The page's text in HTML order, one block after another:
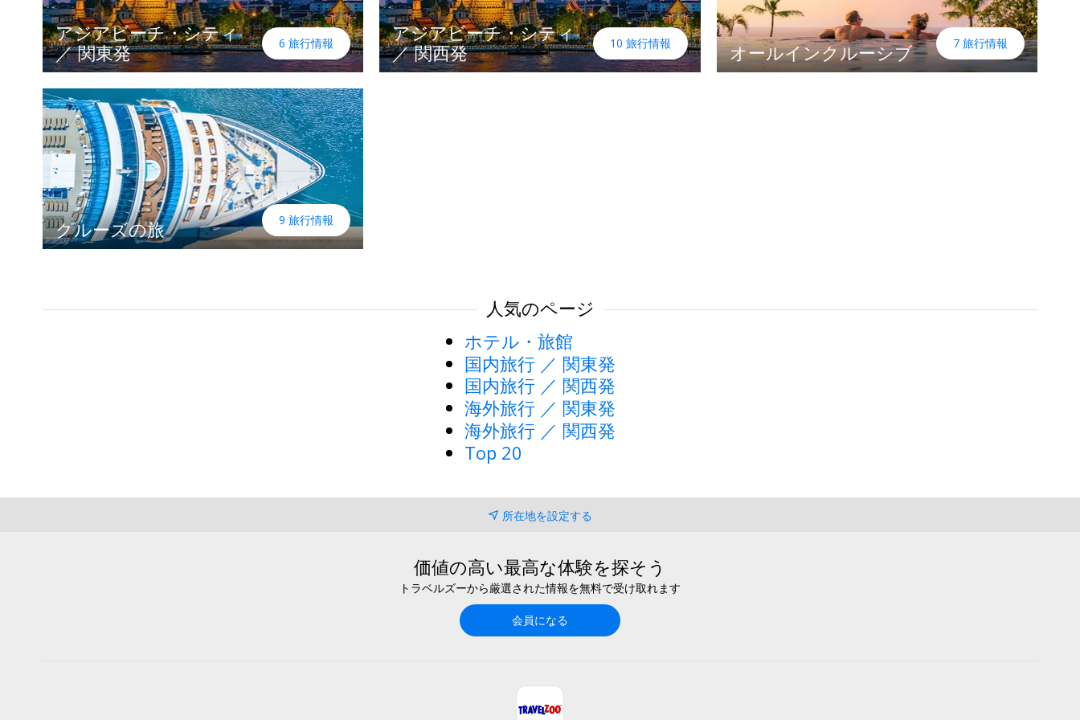
アジアビーチ・シティ
／ 関東発
6 旅行情報
アジアビーチ・シティ
／ 関西発
10 旅行情報 オールインクルーシブ 7 旅行情報
クルーズの旅 9 旅行情報
人気のページ
ホテル・旅館
国内旅行 ／ 関東発
国内旅行 ／ 関西発
海外旅行 ／ 関東発
海外旅行 ／ 関西発
Top 20
所在地を設定する
価値の高い最高な体験を探そう
トラベルズーから厳選された情報を無料で受け取れます
会員になる